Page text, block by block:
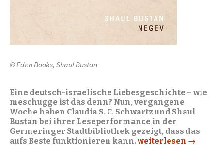
© Eden Books, Shaul Bustan
Eine deutsch-israelische Liebesgeschichte – wie
meschugge ist das denn? Nun, vergangene
Woche haben Claudia S. C. Schwartz und Shaul
Bustan bei ihrer Leseperformance in der
Germeringer Stadtbibliothek gezeigt, dass das
aufs Beste funktionieren kann.Meschugge sind
weiterlesen →